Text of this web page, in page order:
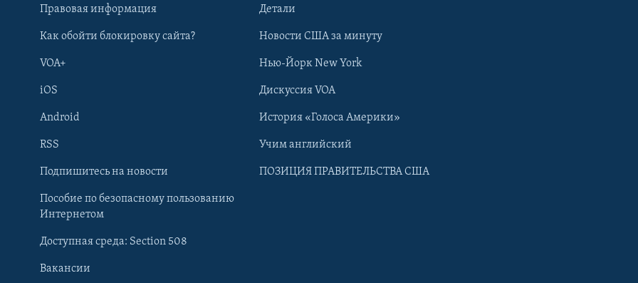
Learning English
Правовая информация
Как обойти блокировку сайта?
VOA+
iOS
Android
RSS
Подпишитесь на новости
Пособие по безопасному пользованию
Интернетом
Доступная среда: Section 508
Вакансии
Детали
Новости США за минуту
Нью-Йорк New York
Дискуссия VOA
История «Голоса Америки»
Учим английский
ПОЗИЦИЯ ПРАВИТЕЛЬСТВА США